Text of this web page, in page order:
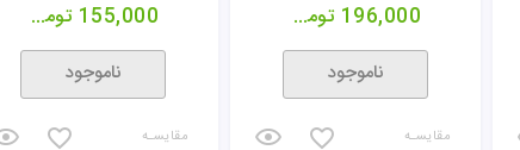
196,000 تومان
ناموجود
مقایسـه
155,000 تومان
ناموجود
مقایسـه